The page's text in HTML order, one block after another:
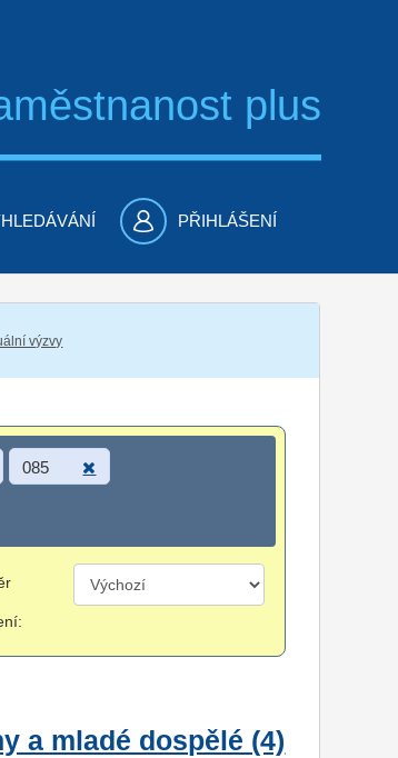
plus
PŘIHLÁŠENÍ
výzvy
085
a mladé dospělé (4)